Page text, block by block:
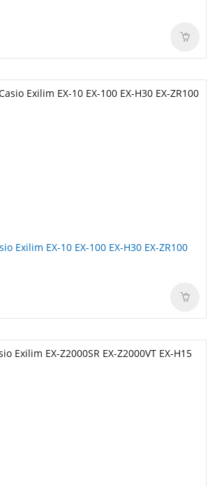
Exilim EX-10 EX-100 EX-H30 EX-ZR100